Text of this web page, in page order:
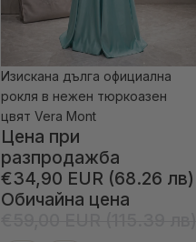
-40% отстъпка
Изискана дълга официална
рокля в нежен тюркоазен
цвят Vera Mont
Цена при
разпродажба
€34,90 EUR (68.26 лв)
Обичайна цена